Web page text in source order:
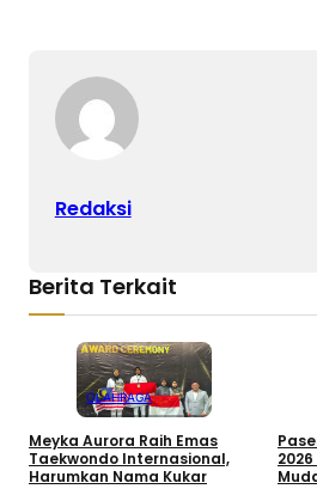
Redaksi
Berita Terkait
OLAHRAGA
Meyka Aurora Raih Emas
Taekwondo Internasional,
Harumkan Nama Kukar